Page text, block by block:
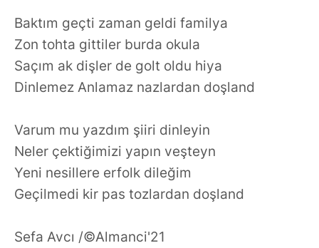
Baktım geçti zaman geldi familya
Zon tohta gittiler burda okula
Saçım ak dişler de golt oldu hiya
Dinlemez Anlamaz nazlardan doşland
Varum mu yazdım şiiri dinleyin
Neler çektiğimizi yapın veşteyn
Yeni nesillere erfolk dileğim
Geçilmedi kir pas tozlardan doşland
Sefa Avcı /©️Almanci'21